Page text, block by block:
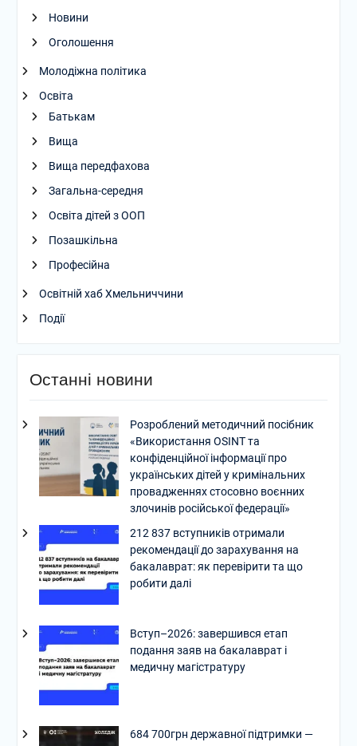
Новини
Оголошення
Молодіжна політика
Освіта
Батькам
Вища
Вища передфахова
Загальна-середня
Освіта дітей з ООП
Позашкільна
Професійна
Освітній хаб Хмельниччини
Події
Останні новини
Розроблений методичний посібник
«Використання OSINT та
конфіденційної інформації про
українських дітей у кримінальних
провадженнях стосовно воєнних
злочинів російської федерації»
212 837 вступників отримали
рекомендації до зарахування на
бакалаврат: як перевірити та що
робити далі
Вступ–2026: завершився етап
подання заяв на бакалаврат і
медичну магістратуру
684 700грн державної підтримки —